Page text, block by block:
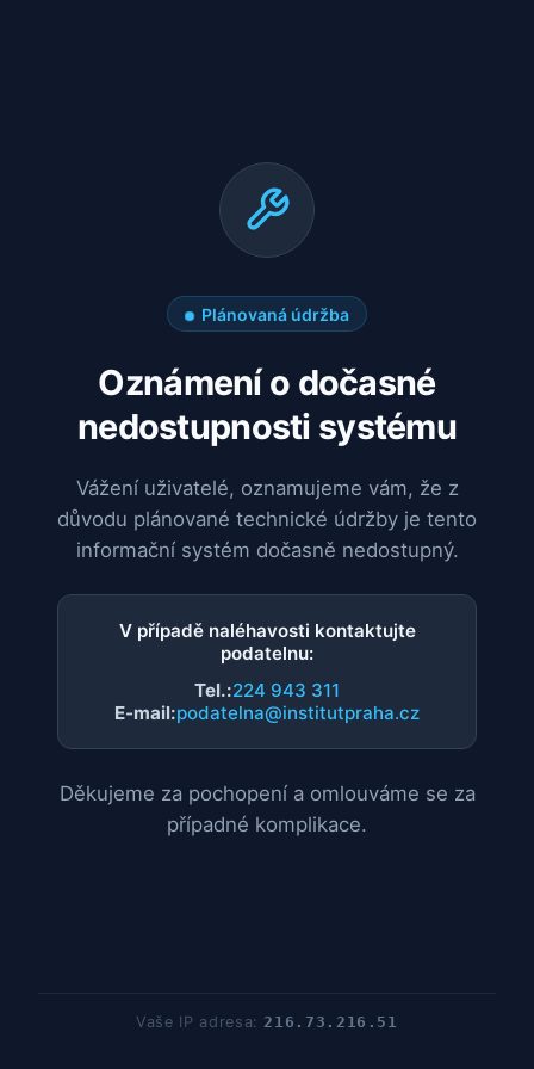
Plánovaná údržba
Oznámení o dočasné
nedostupnosti systému
Vážení uživatelé, oznamujeme vám, že z
důvodu plánované technické údržby je tento
informační systém dočasně nedostupný.
V případě naléhavosti kontaktujte
podatelnu:
Tel.:224 943 311
E-mail:podatelna@institutpraha.cz
Děkujeme za pochopení a omlouváme se za
případné komplikace.
Vaše IP adresa:216.73.216.51